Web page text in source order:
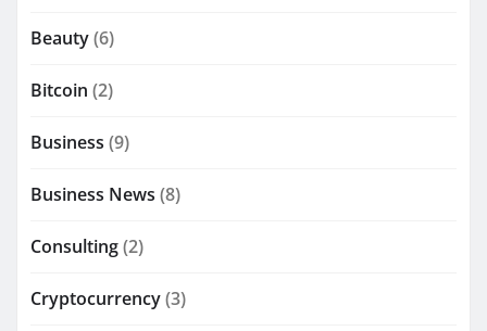
Beauty(6)
Bitcoin (2)
Business (9)
Business News (8)
Consulting(2)
Cryptocurrency(3)